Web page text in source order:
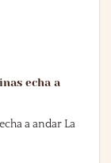
echa a
a andar La